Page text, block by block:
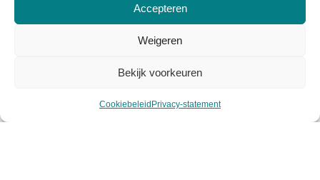
Accepteren
Weigeren
Bekijk voorkeuren
Cookiebeleid Privacy-statement
Contact
Levertijd & verzendkosten